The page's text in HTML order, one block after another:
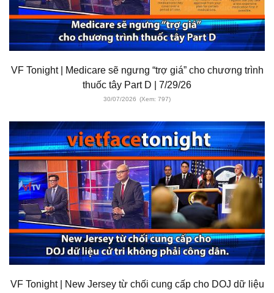
VF Tonight | Medicare sẽ ngưng “trợ giá” cho chương trình
thuốc tây Part D | 7/29/26
30/07/2026 (Xem: 797)
VF Tonight | New Jersey từ chối cung cấp cho DOJ dữ liệu